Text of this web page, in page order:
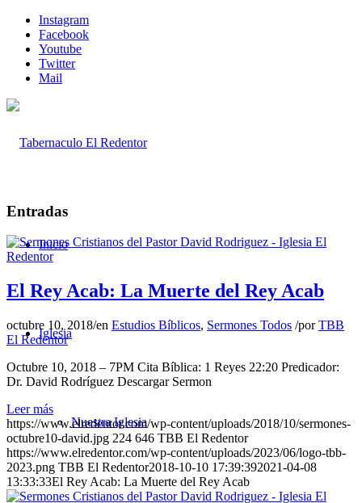
Instagram
Facebook
Youtube
Twitter
Mail
Inicio
Iglesia
Nuestra Iglesia
Entradas
El Rey Acab: La Muerte del Rey Acab
octubre 10, 2018/en Estudios Bíblicos, Sermones Todos /porTBB
El Redentor
Octubre 10, 2018 – 7PM Cita Bíblica: 1 Reyes 22:20 Predicador:
Dr. David Rodríguez Descargar Sermon
Leer más
https://www.elredentor.com/wp-content/uploads/2018/10/sermones-
octubre10-david.jpg 224 646 TBB El Redentor
https://www.elredentor.com/wp-content/uploads/2023/06/logo-tbb-
2023.png TBB El Redentor2018-10-10 17:39:392021-04-08
13:33:33El Rey Acab: La Muerte del Rey Acab